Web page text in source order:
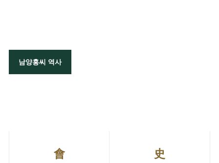
남양홍씨 역사
會 史